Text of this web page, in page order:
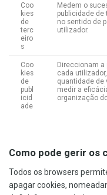
Coo
kies
de
terc
eiro
s
Medem o
publicidade de
no sentido de
utilizador.
Coo
kies
de
publ
icid
ade
Direccionam
cada
quantidade de
medir a
organização
Como pode gerir os
Todos os browsers
apagar cookies,